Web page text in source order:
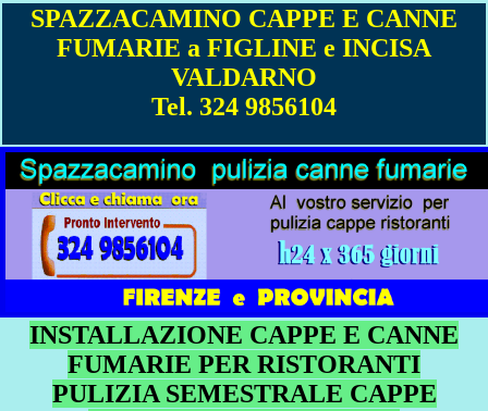
SPAZZACAMINO CAPPE E CANNE
FUMARIE a FIGLINE e INCISA
VALDARNO
Tel. 324 9856104
INSTALLAZIONE CAPPE E CANNE
FUMARIE PER RISTORANTI
PULIZIA SEMESTRALE CAPPE